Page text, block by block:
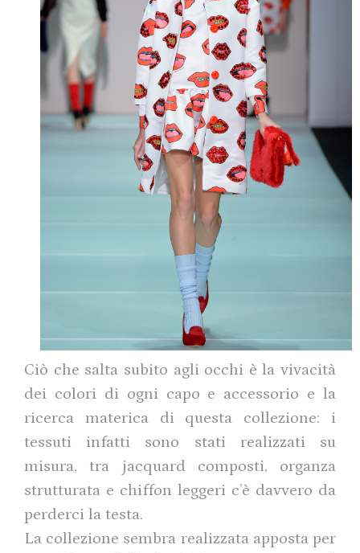
Ciò che salta subito agli occhi è la vivacità
dei colori di ogni capo e accessorio e la
ricerca materica di questa collezione: i
tessuti infatti sono stati realizzati su
misura, tra jacquard composti, organza
strutturata e chiffon leggeri c’è davvero da
perderci la testa.
La collezione sembra realizzata apposta per